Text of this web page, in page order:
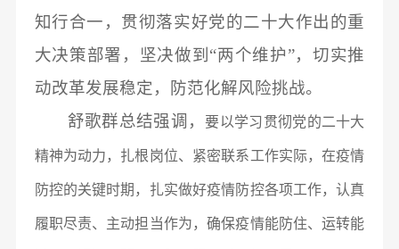
知行合一，贯彻落实好党的二十大作出的重
大决策部署，坚决做到“两个维护”，切实推
动改革发展稳定，防范化解风险挑战。
舒歌群总结强调，
要以学习贯彻党的二十大
精神为动力，扎根岗位、紧密联系工作实际，在疫情
防控的关键时期，扎实做好疫情防控各项工作，认真
履职尽责、主动担当作为，确保疫情能防住、运转能